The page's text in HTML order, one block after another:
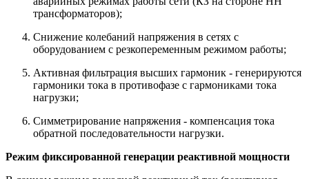
трансформаторов);
Снижение колебаний напряжения в сетях с
оборудованием с резкопеременным режимом работы;
Активная фильтрация высших гармоник - генерируются
гармоники тока в противофазе с гармониками тока
нагрузки;
Симметрирование напряжения - компенсация тока
обратной последовательности нагрузки.
Режим фиксированной генерации реактивной мощности